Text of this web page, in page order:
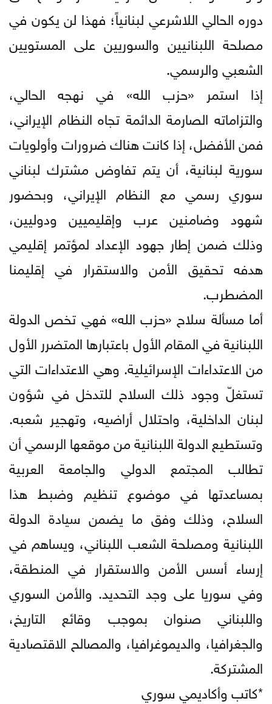
دوره الحالي اللاشرعي لبنانياً؛ فهذا لن يكون في
مصلحة اللبنانيين والسوريين على المستويين
الشعبي والرسمي.
إذا استمر «حزب الله» في نهجه الحالي،
والتزاماته الصارمة الدائمة تجاه النظام الإيراني،
فمن الأفضل، إذا كانت هناك ضرورات وأولويات
سورية لبنانية، أن يتم تفاوض مشترك لبناني
سوري رسمي مع النظام الإيراني، وبحضور
شهود وضامنين عرب وإقليميين ودوليين،
وذلك ضمن إطار جهود الإعداد لمؤتمر إقليمي
هدفه تحقيق الأمن والاستقرار في إقليمنا
المضطرب.
أما مسألة سلاح «حزب الله» فهي تخص الدولة
اللبنانية في المقام الأول باعتبارها المتضرر الأول
من الاعتداءات الإسرائيلية. وهي الاعتداءات التي
تستغلّ وجود ذلك السلاح للتدخل في شؤون
لبنان الداخلية، واحتلال أراضيه، وتهجير شعبه.
وتستطيع الدولة اللبنانية من موقعها الرسمي أن
تطالب المجتمع الدولي والجامعة العربية
بمساعدتها في موضوع تنظيم وضبط هذا
السلاح، وذلك وفق ما يضمن سيادة الدولة
اللبنانية ومصلحة الشعب اللبناني، ويساهم في
إرساء أسس الأمن والاستقرار في المنطقة،
وفي سوريا على وجد التحديد. والأمن السوري
واللبناني صنوان بموجب وقائع التاريخ،
والجغرافيا، والديموغرافيا، والمصالح الاقتصادية
المشتركة.
*كاتب وأكاديمي سوري